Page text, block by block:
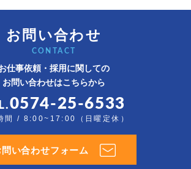
お問い合わせ
CONTACT
仕事依頼・採用に関しての
お問い合わせはこちらから
0574-25-6533
間 / 8:00~17:00（日曜定休）
問い合わせフォーム